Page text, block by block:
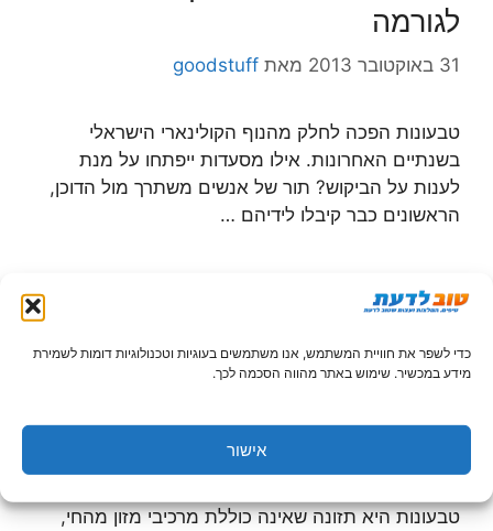
כדי לשפר את חוויית המשתמש, אנו משתמשים בעוגיות וטכנולוגיות דומות לשמירת
מידע במכשיר. שימוש באתר מהווה הסכמה לכך.
אישור
לגורמה
31 באוקטובר 2013 מאת goodstuff
טבעונות הפכה לחלק מהנוף הקולינארי הישראלי
בשנתיים האחרונות. אילו מסעדות ייפתחו על מנת
לענות על הביקוש? תור של אנשים משתרך מול הדוכן,
הראשונים כבר קיבלו לידיהם …
goodstuff
טבעונות היא תזונה שאינה כוללת מרכיבי מזון מהחי,